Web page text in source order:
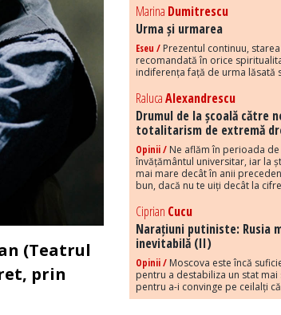
(Teatrul
prin
Marina Dumitrescu
Urma și urmarea
Eseu / Prezentul continuu,
recomandată în orice
indiferența față de urma lăsată
RalucaAlexandrescu
Drumul de la școală către
totalitarism de extremă
Opinii / Ne aflăm în perioada
învățământul universitar, iar la
mai mare decât în anii
bun, dacă nu te uiți decât la
Ciprian Cucu
Narațiuni putiniste: Rusia
inevitabilă (II)
Opinii / Moscova este încă
pentru a destabiliza un stat
pentru a-i convinge pe ceilalți